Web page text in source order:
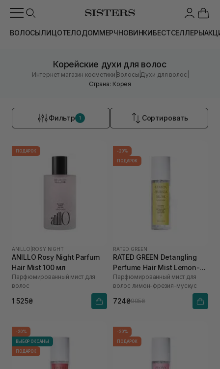
ВОЛОСЫЛИЦОТЕЛОДОММЕРЧНОВИНКИБЕСТСЕЛЛЕРЫ
Корейские духи для волос
Интернет магазин косметики |Волосы |Духи для волос
Страна: Корея
Фильтр 1 Сортировать
ПОДАРОК
ANILLO ROSY NIGHT
ANILLO Rosy Night Parfum
Hair Mist 100 мл
Парфюмированный мист для
волос
1 525₴
-20%
ПОДАРОК
RATED GREEN
RATED GREEN Detangling
Perfume Hair Mist Lemon-
Freesia-Musk 80 мл
Парфюмированный мист для
волос лимон-фрезия-мускус
724₴905₴
-20%
ВЫБОР ОКСАНЫ
ПОДАРОК
-20%
ПОДАРОК